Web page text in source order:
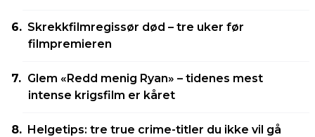
Skrekkfilmregissør død – tre uker før
filmpremieren
Glem «Redd menig Ryan» – tidenes mest
intense krigsfilm er kåret
Helgetips: tre true crime-titler du ikke vil gå